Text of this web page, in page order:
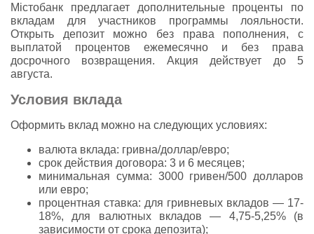
Містобанк предлагает дополнительные проценты по
вкладам для участников программы лояльности.
Открыть депозит можно без права пополнения, с
выплатой процентов ежемесячно и без права
досрочного возвращения. Акция действует до 5
августа.
Условия вклада
Оформить вклад можно на следующих условиях:
валюта вклада: гривна/доллар/евро;
срок действия договора: 3 и 6 месяцев;
минимальная сумма: 3000 гривен/500 долларов
или евро;
процентная ставка: для гривневых вкладов — 17-
18%, для валютных вкладов — 4,75-5,25% (в
зависимости от срока депозита);